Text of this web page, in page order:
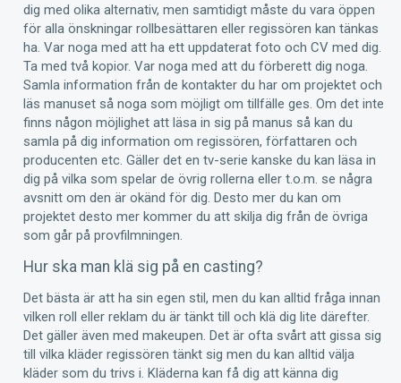
dig med olika alternativ, men samtidigt måste du vara öppen
för alla önskningar rollbesättaren eller regissören kan tänkas
ha. Var noga med att ha ett uppdaterat foto och CV med dig.
Ta med två kopior. Var noga med att du förberett dig noga.
Samla information från de kontakter du har om projektet och
läs manuset så noga som möjligt om tillfälle ges. Om det inte
finns någon möjlighet att läsa in sig på manus så kan du
samla på dig information om regissören, författaren och
producenten etc. Gäller det en tv-serie kanske du kan läsa in
dig på vilka som spelar de övrig rollerna eller t.o.m. se några
avsnitt om den är okänd för dig. Desto mer du kan om
projektet desto mer kommer du att skilja dig från de övriga
som går på provfilmningen.
Hur ska man klä sig på en casting?
Det bästa är att ha sin egen stil, men du kan alltid fråga innan
vilken roll eller reklam du är tänkt till och klä dig lite därefter.
Det gäller även med makeupen. Det är ofta svårt att gissa sig
till vilka kläder regissören tänkt sig men du kan alltid välja
kläder som du trivs i. Kläderna kan få dig att känna dig